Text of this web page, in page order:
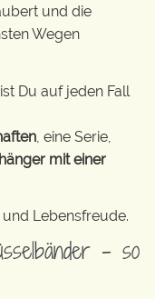
und die
Wegen
Du auf jeden Fall
, eine Serie,
mit einer
Lebensfreude.
– so